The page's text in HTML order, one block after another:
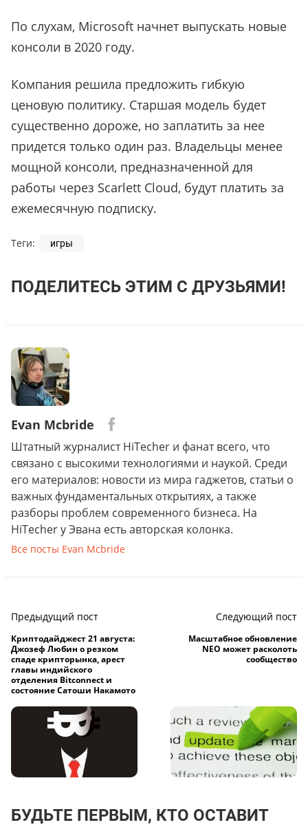
По слухам, Microsoft начнет выпускать новые
консоли в 2020 году.
Компания решила предложить гибкую
ценовую политику. Старшая модель будет
существенно дороже, но заплатить за нее
придется только один раз. Владельцы менее
мощной консоли, предназначенной для
работы через Scarlett Cloud, будут платить за
ежемесячную подписку.
Теги: игры
ПОДЕЛИТЕСЬ ЭТИМ С ДРУЗЬЯМИ!
Evan Mcbride
Штатный журналист HiTecher и фанат всего, что
связано с высокими технологиями и наукой. Среди
его материалов: новости из мира гаджетов, статьи о
важных фундаментальных открытиях, а также
разборы проблем современного бизнеса. На
HiTecher у Эвана есть авторская колонка.
Все посты Evan Mcbride
Предыдущий пост
Криптодайджест 21 августа:
Джозеф Любин о резком
спаде крипторынка, арест
главы индийского
отделения Bitconnect и
состояние Сатоши Накамото
Следующий пост
Масштабное обновление
NEO может расколоть
сообщество
БУДЬТЕ ПЕРВЫМ, КТО ОСТАВИТ